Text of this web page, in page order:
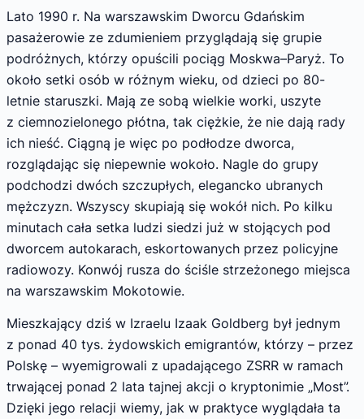
Lato 1990 r. Na warszawskim Dworcu Gdańskim
pasażerowie ze zdumieniem przyglądają się grupie
podróżnych, którzy opuścili pociąg Moskwa–Paryż. To
około setki osób w różnym wieku, od dzieci po 80-
letnie staruszki. Mają ze sobą wielkie worki, uszyte
z ciemnozielonego płótna, tak ciężkie, że nie dają rady
ich nieść. Ciągną je więc po podłodze dworca,
rozglądając się niepewnie wokoło. Nagle do grupy
podchodzi dwóch szczupłych, elegancko ubranych
mężczyzn. Wszyscy skupiają się wokół nich. Po kilku
minutach cała setka ludzi siedzi już w stojących pod
dworcem autokarach, eskortowanych przez policyjne
radiowozy. Konwój rusza do ściśle strzeżonego miejsca
na warszawskim Mokotowie.
Mieszkający dziś w Izraelu Izaak Goldberg był jednym
z ponad 40 tys. żydowskich emigrantów, którzy – przez
Polskę – wyemigrowali z upadającego ZSRR w ramach
trwającej ponad 2 lata tajnej akcji o kryptonimie „Most”.
Dzięki jego relacji wiemy, jak w praktyce wyglądała ta